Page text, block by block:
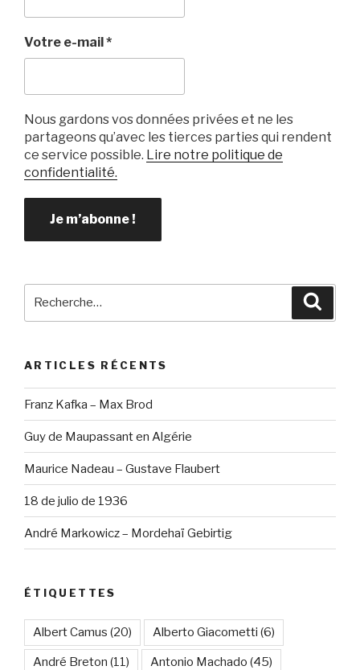
Votre e-mail*
Nous gardons vos données privées et ne les
partageons qu’avec les tierces parties qui rendent
ce service possible. Lire notre politique de
confidentialité.
ARTICLES RÉCENTS
Franz Kafka – Max Brod
Guy de Maupassant en Algérie
Maurice Nadeau – Gustave Flaubert
18 de julio de 1936
André Markowicz – Mordehaï Gebirtig
ÉTIQUETTES
Albert Camus (20) Alberto Giacometti (6)
André Breton (11) Antonio Machado (45)